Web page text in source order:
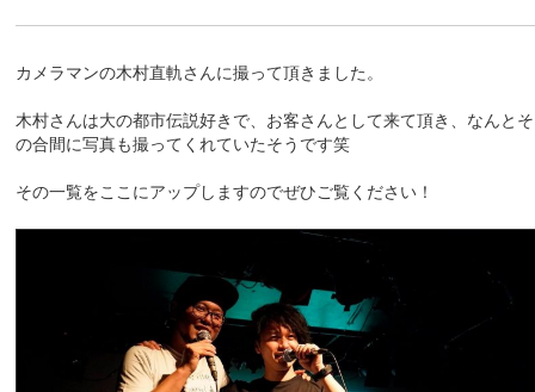
カメラマンの木村直軌さんに撮って頂きました。
木村さんは大の都市伝説好きで、お客さんとして来て頂き、なんとそ
の合間に写真も撮ってくれていたそうです笑
その一覧をここにアップしますのでぜひご覧ください！